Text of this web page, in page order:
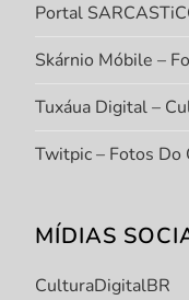
Portal
Skárnio Móbile –
Tuxáua Digital –
Twitpic – Fotos Do
MÍDIAS
CulturaDigitalBR